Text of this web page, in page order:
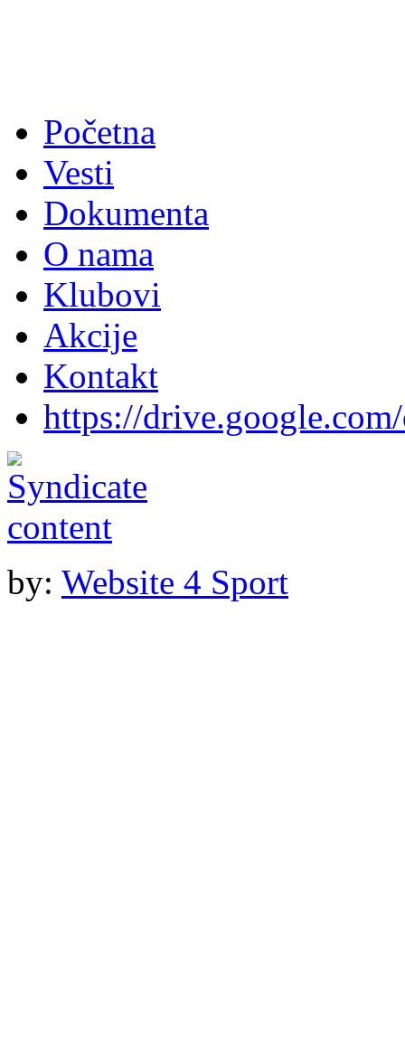
Početna
Vesti
Dokumenta
O nama
Klubovi
Akcije
Kontakt
https://
by: Website 4 Sport